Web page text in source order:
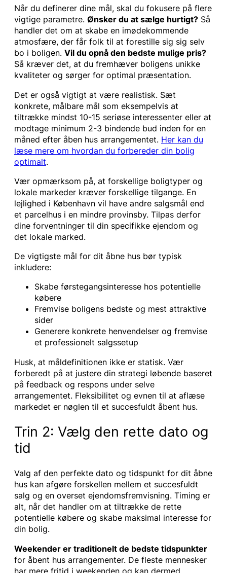
Når du definerer dine mål, skal du fokusere på flere
vigtige parametre. Ønsker du at sælge hurtigt? Så
handler det om at skabe en imødekommende
atmosfære, der får folk til at forestille sig sig selv
bo i boligen. Vil du opnå den bedste mulige pris?
Så kræver det, at du fremhæver boligens unikke
kvaliteter og sørger for optimal præsentation.
Det er også vigtigt at være realistisk. Sæt
konkrete, målbare mål som eksempelvis at
tiltrække mindst 10-15 seriøse interessenter eller at
modtage minimum 2-3 bindende bud inden for en
måned efter åben hus arrangementet. Her kan du
læse mere om hvordan du forbereder din bolig
optimalt.
Vær opmærksom på, at forskellige boligtyper og
lokale markeder kræver forskellige tilgange. En
lejlighed i København vil have andre salgsmål end
et parcelhus i en mindre provinsby. Tilpas derfor
dine forventninger til din specifikke ejendom og
det lokale marked.
De vigtigste mål for dit åbne hus bør typisk
inkludere:
Skabe førstegangsinteresse hos potentielle
købere
Fremvise boligens bedste og mest attraktive
sider
Generere konkrete henvendelser og fremvise
et professionelt salgssetup
Husk, at måldefinitionen ikke er statisk. Vær
forberedt på at justere din strategi løbende baseret
på feedback og respons under selve
arrangementet. Fleksibilitet og evnen til at aflæse
markedet er nøglen til et succesfuldt åbent hus.
Trin 2: Vælg den rette dato og
tid
Valg af den perfekte dato og tidspunkt for dit åbne
hus kan afgøre forskellen mellem et succesfuldt
salg og en overset ejendomsfremvisning. Timing er
alt, når det handler om at tiltrække de rette
potentielle købere og skabe maksimal interesse for
din bolig.
Weekender er traditionelt de bedste tidspunkter
for åbent hus arrangementer. De fleste mennesker
har mere fritid i weekenden og kan dermed